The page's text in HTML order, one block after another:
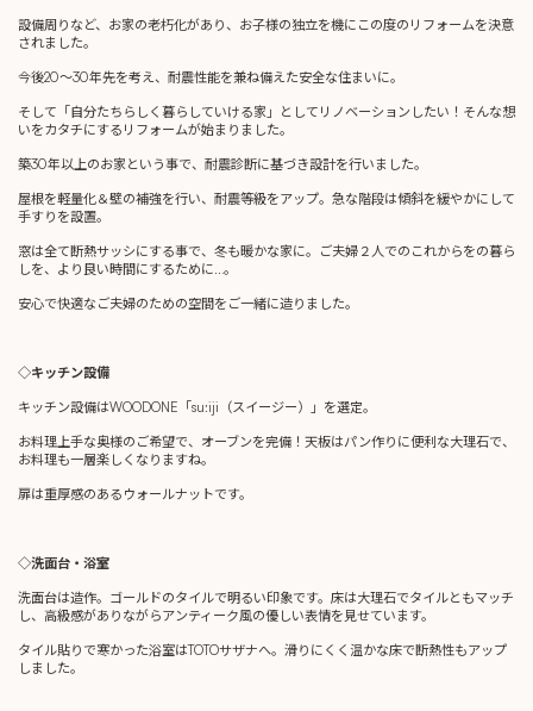
設備周りなど、お家の老朽化があり、お子様の独立を機にこの度のリフォームを決意
されました。
今後20～30年先を考え、耐震性能を兼ね備えた安全な住まいに。
そして「自分たちらしく暮らしていける家」としてリノベーションしたい！そんな想
いをカタチにするリフォームが始まりました。
築30年以上のお家という事で、耐震診断に基づき設計を行いました。
屋根を軽量化＆壁の補強を行い、耐震等級をアップ。急な階段は傾斜を緩やかにして
手すりを設置。
窓は全て断熱サッシにする事で、冬も暖かな家に。ご夫婦２人でのこれからをの暮ら
しを、より良い時間にするために…。
安心で快適なご夫婦のための空間をご一緒に造りました。
◇キッチン設備
キッチン設備はWOODONE「su:iji（スイージー）」を選定。
お料理上手な奥様のご希望で、オーブンを完備！天板はパン作りに便利な大理石で、
お料理も一層楽しくなりますね。
扉は重厚感のあるウォールナットです。
◇洗面台・浴室
洗面台は造作。ゴールドのタイルで明るい印象です。床は大理石でタイルともマッチ
し、高級感がありながらアンティーク風の優しい表情を見せています。
タイル貼りで寒かった浴室はTOTOサザナへ。滑りにくく温かな床で断熱性もアップ
しました。